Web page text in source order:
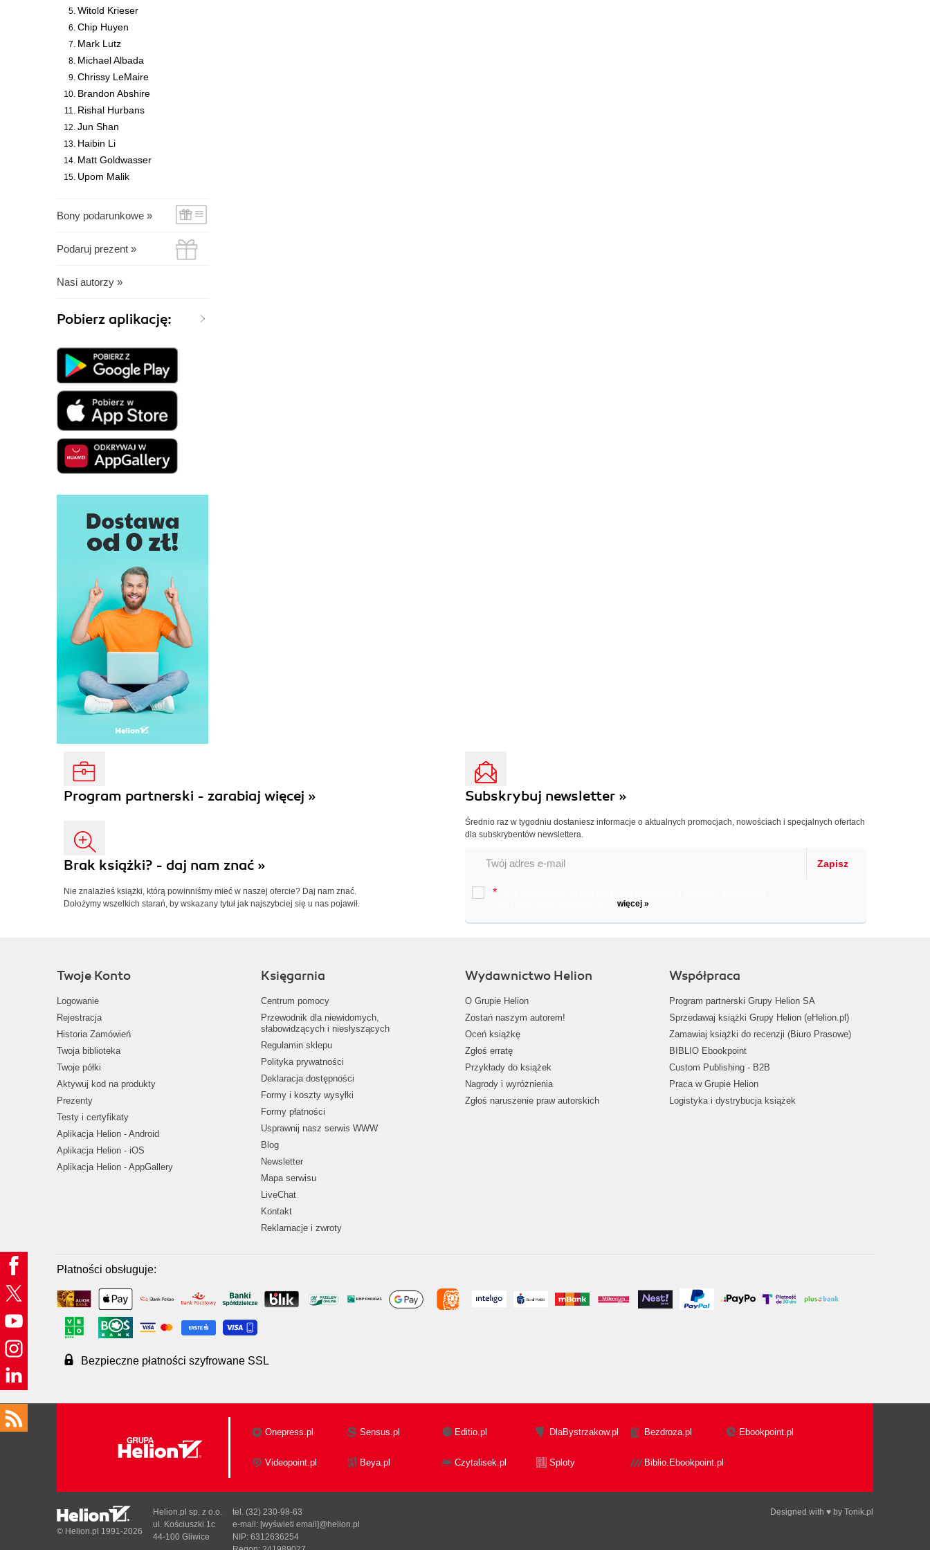
Witold Krieser
Chip Huyen
Mark Lutz
Michael Albada
Chrissy LeMaire
Brandon Abshire
Rishal Hurbans
Jun Shan
Haibin Li
Matt Goldwasser
Upom Malik
Bony podarunkowe »
Podaruj prezent »
Nasi autorzy »
Pobierz aplikację:
Program partnerski - zarabiaj więcej »
Brak książki? - daj nam znać »
Nie znalazłeś książki, którą powinniśmy mieć w naszej ofercie? Daj nam znać.
Dołożymy wszelkich starań, by wskazany tytuł jak najszybciej się u nas pojawił.
Subskrybuj newsletter »
Średnio raz w tygodniu dostaniesz informacje o aktualnych promocjach, nowościach i specjalnych ofertach
dla subskrybentów newslettera.
Zapisz
*
więcej »
Twoje Konto
Logowanie
Rejestracja
Historia Zamówień
Twoja biblioteka
Twoje półki
Aktywuj kod na produkty
Prezenty
Testy i certyfikaty
Aplikacja Helion - Android
Aplikacja Helion - iOS
Aplikacja Helion - AppGallery
Księgarnia
Centrum pomocy
Przewodnik dla niewidomych,
słabowidzących i niesłyszących
Regulamin sklepu
Polityka prywatności
Deklaracja dostępności
Formy i koszty wysyłki
Formy płatności
Usprawnij nasz serwis WWW
Blog
Newsletter
Mapa serwisu
LiveChat
Kontakt
Reklamacje i zwroty
Wydawnictwo Helion
O Grupie Helion
Zostań naszym autorem!
Oceń książkę
Zgłoś erratę
Przykłady do książek
Nagrody i wyróżnienia
Zgłoś naruszenie praw autorskich
Współpraca
Program partnerski Grupy Helion SA
Sprzedawaj książki Grupy Helion (eHelion.pl)
Zamawiaj książki do recenzji (Biuro Prasowe)
BIBLIO Ebookpoint
Custom Publishing - B2B
Praca w Grupie Helion
Logistyka i dystrybucja książek
Płatności obsługuje:
Bezpieczne płatności szyfrowane SSL
Onepress.pl Sensus.pl Editio.pl DlaBystrzakow.pl Bezdroza.pl Ebookpoint.pl
Videopoint.pl Beya.pl Czytalisek.pl Sploty Biblio.Ebookpoint.pl
Designed with ♥ by Tonik.pl
© Helion.pl 1991-2026
Helion.pl sp. z o.o.
ul. Kościuszki 1c
44-100 Gliwice
tel. (32) 230-98-63
e-mail: [wyświetl email]@helion.pl
NIP: 6312636254